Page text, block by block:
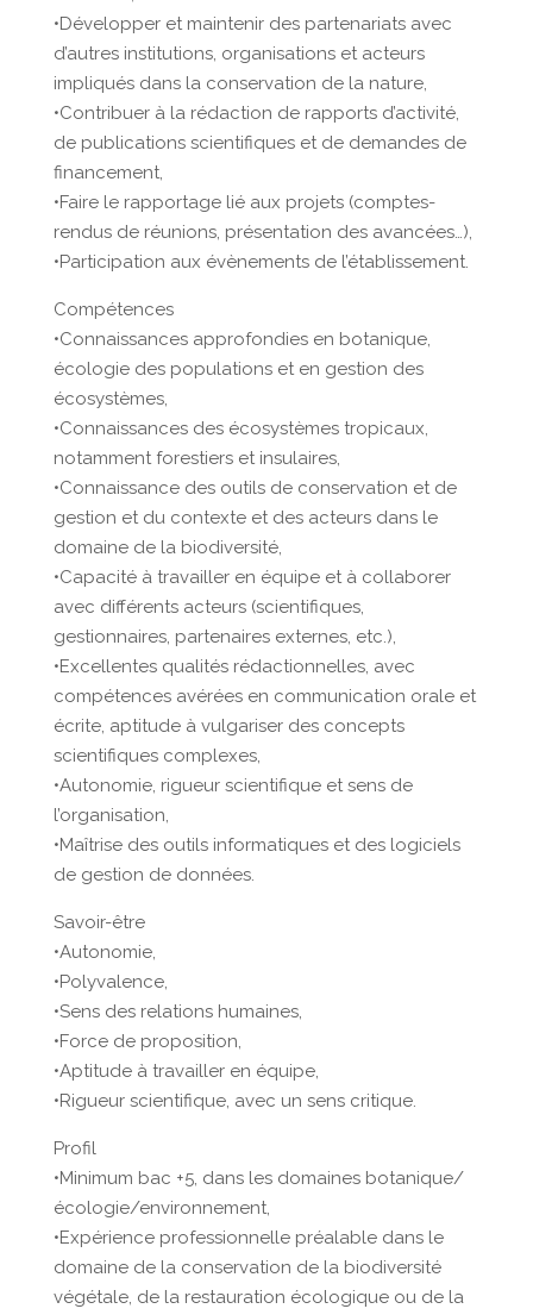
•Développer et maintenir des partenariats avec
d’autres institutions, organisations et acteurs
impliqués dans la conservation de la nature,
•Contribuer à la rédaction de rapports d’activité,
de publications scientifiques et de demandes de
financement,
•Faire le rapportage lié aux projets (comptes-
rendus de réunions, présentation des avancées…),
•Participation aux évènements de l’établissement.
Compétences
•Connaissances approfondies en botanique,
écologie des populations et en gestion des
écosystèmes,
•Connaissances des écosystèmes tropicaux,
notamment forestiers et insulaires,
•Connaissance des outils de conservation et de
gestion et du contexte et des acteurs dans le
domaine de la biodiversité,
•Capacité à travailler en équipe et à collaborer
avec différents acteurs (scientifiques,
gestionnaires, partenaires externes, etc.),
•Excellentes qualités rédactionnelles, avec
compétences avérées en communication orale et
écrite, aptitude à vulgariser des concepts
scientifiques complexes,
•Autonomie, rigueur scientifique et sens de
l’organisation,
•Maîtrise des outils informatiques et des logiciels
de gestion de données.
Savoir-être
•Autonomie,
•Polyvalence,
•Sens des relations humaines,
•Force de proposition,
•Aptitude à travailler en équipe,
•Rigueur scientifique, avec un sens critique.
Profil
•Minimum bac +5, dans les domaines botanique/
écologie/environnement,
•Expérience professionnelle préalable dans le
domaine de la conservation de la biodiversité
végétale, de la restauration écologique ou de la